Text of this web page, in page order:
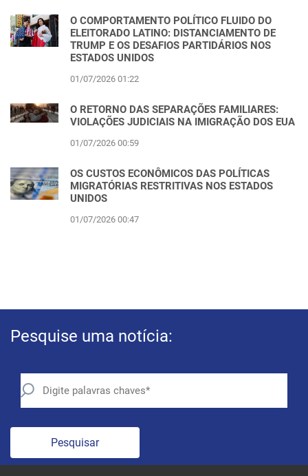
O COMPORTAMENTO POLÍTICO FLUIDO DO
ELEITORADO LATINO: DISTANCIAMENTO DE
TRUMP E OS DESAFIOS PARTIDÁRIOS NOS
ESTADOS UNIDOS
01/07/2026 01:22
O RETORNO DAS SEPARAÇÕES FAMILIARES:
VIOLAÇÕES JUDICIAIS NA IMIGRAÇÃO DOS EUA
01/07/2026 00:59
OS CUSTOS ECONÔMICOS DAS POLÍTICAS
MIGRATÓRIAS RESTRITIVAS NOS ESTADOS
UNIDOS
01/07/2026 00:47
Pesquise uma notícia:
Pesquisar